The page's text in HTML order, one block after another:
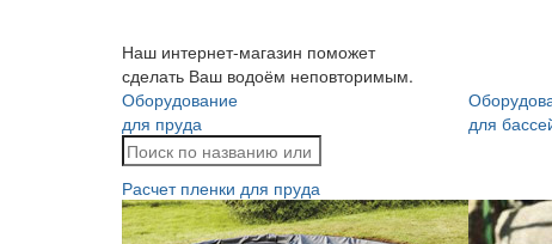
Наш интернет-магазин поможет
сделать Ваш водоём неповторимым.
Оборудование
для пруда
для
Расчет пленки для пруда